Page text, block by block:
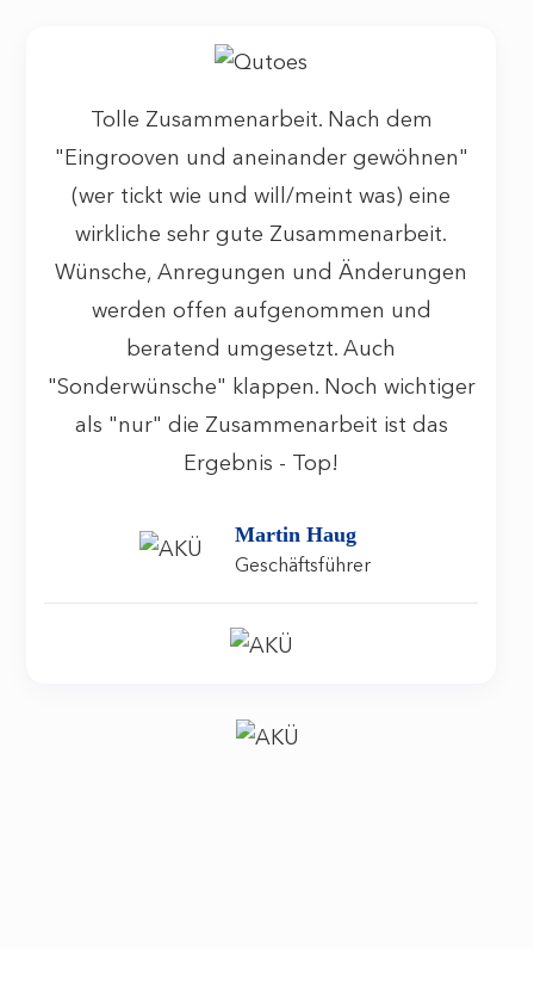
Tolle Zusammenarbeit. Nach dem
"Eingrooven und aneinander gewöhnen"
(wer tickt wie und will/meint was) eine
wirkliche sehr gute Zusammenarbeit.
Wünsche, Anregungen und Änderungen
werden offen aufgenommen und
beratend umgesetzt. Auch
"Sonderwünsche" klappen. Noch wichtiger
als "nur" die Zusammenarbeit ist das
Ergebnis - Top!
Martin Haug
Geschäftsführer